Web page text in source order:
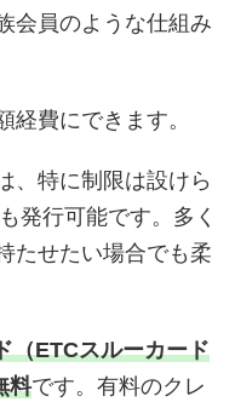
会員のような仕組み
経費にできます。
、特に制限は設けら
発行可能です。多く
たせたい場合でも柔
（ETCスルーカード
料です。有料のクレ